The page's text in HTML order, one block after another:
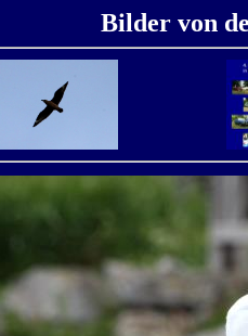
Bilder von